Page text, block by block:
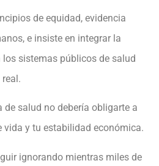
de equidad, evidencia
e insiste en integrar la
sistemas públicos de salud
de salud no debería obligarte a
vida y tu estabilidad económica.
ignorando mientras miles de